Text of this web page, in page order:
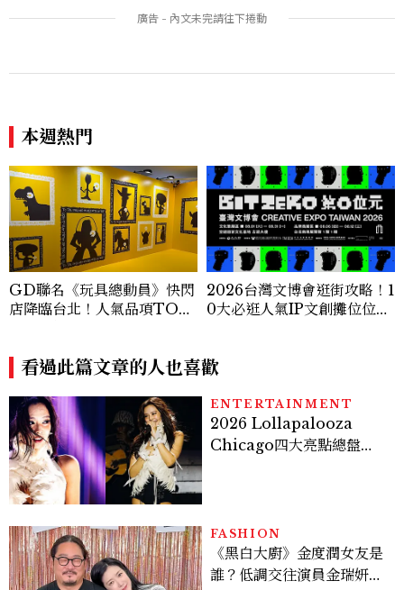
本週熱門
GD聯名《玩具總動員》快閃
店降臨台北！人氣品項TOP
2026台灣文博會逛街攻略！1
0大必逛人氣IP文創攤位位
看過此篇文章的人也喜歡
ENTERTAINMENT
2026 Lollapalooza
Chicago四大亮點總盤
FASHION
《黑白大廚》金度潤女友是
誰？低調交往演員金瑞妍、